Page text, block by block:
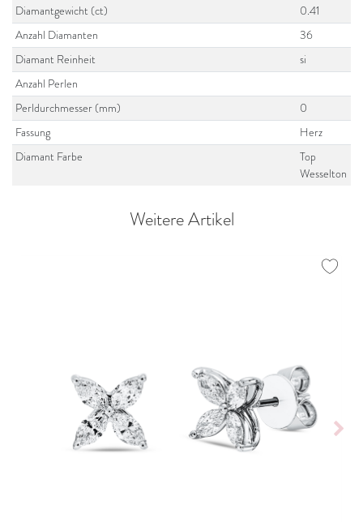
Diamantgewicht (ct)
0.41
Anzahl Diamanten
36
Diamant Reinheit
si
Anzahl Perlen
Perldurchmesser (mm)
0
Fassung
Herz
Diamant Farbe
Top
Wesselton
Weitere Artikel